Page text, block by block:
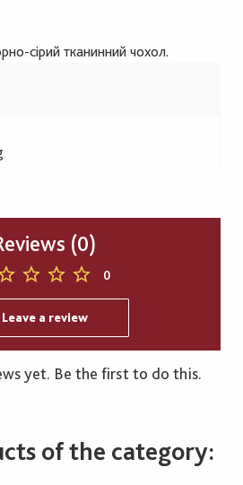
сірий тканинний чохол.
(0)
0
Leave a review
yet. Be the first to do this.
of the category: